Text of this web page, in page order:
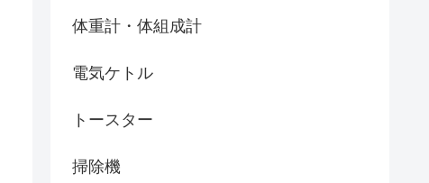
体重計・体組成計
電気ケトル
トースター
掃除機